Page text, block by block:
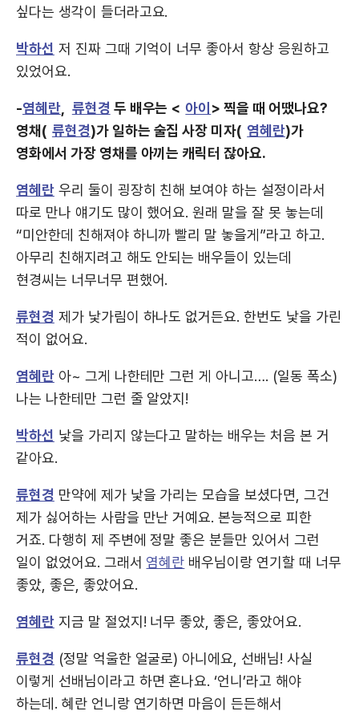
싶다는 생각이 들더라고요.
박하선 저 진짜 그때 기억이 너무 좋아서 항상 응원하고
있었어요.
-염혜란, 류현경 두 배우는 < 아이> 찍을 때 어땠나요?
영채( 류현경)가 일하는 술집 사장 미자( 염혜란)가
영화에서 가장 영채를 아끼는 캐릭터 잖아요.
염혜란우리 둘이 굉장히 친해 보여야 하는 설정이라서
따로 만나 얘기도 많이 했어요. 원래 말을 잘 못 놓는데
“미안한데 친해져야 하니까 빨리 말 놓을게”라고 하고.
아무리 친해지려고 해도 안되는 배우들이 있는데
현경씨는 너무너무 편했어.
류현경 제가 낯가림이 하나도 없거든요. 한번도 낯을 가린
적이 없어요.
염혜란아~ 그게 나한테만 그런 게 아니고…. (일동 폭소)
나는 나한테만 그런 줄 알았지!
박하선 낯을 가리지 않는다고 말하는 배우는 처음 본 거
같아요.
류현경 만약에 제가 낯을 가리는 모습을 보셨다면, 그건
제가 싫어하는 사람을 만난 거예요. 본능적으로 피한
거죠. 다행히 제 주변에 정말 좋은 분들만 있어서 그런
일이 없었어요. 그래서 염혜란 배우님이랑 연기할 때 너무
좋았, 좋은, 좋았어요.
염혜란지금 말 절었지! 너무 좋았, 좋은, 좋았어요.
류현경 (정말 억울한 얼굴로) 아니에요, 선배님! 사실
이렇게 선배님이라고 하면 혼나요. ‘언니’라고 해야
하는데. 혜란 언니랑 연기하면 마음이 든든해서